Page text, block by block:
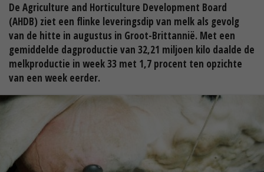
De Agriculture and Horticulture Development Board
(AHDB) ziet een flinke leveringsdip van melk als gevolg
van de hitte in augustus in Groot-Brittannië. Met een
gemiddelde dagproductie van 32,21 miljoen kilo daalde de
melkproductie in week 33 met 1,7 procent ten opzichte
van een week eerder.